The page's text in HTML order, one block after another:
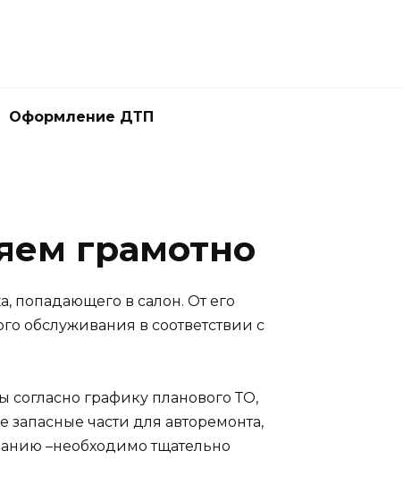
Оформление ДТП
грамотно
попадающего в салон. От его
обслуживания в соответствии с
графику планового ТО,
части для авторемонта,
–необходимо тщательно